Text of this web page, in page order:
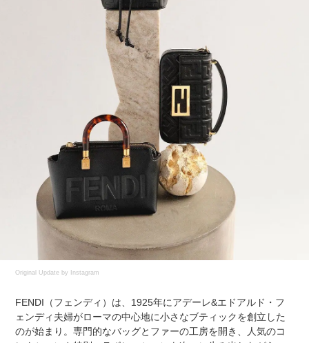
Original Update by Instagram
FENDI（フェンディ）は、1925年にアデーレ&エドアルド・フ
ェンディ夫婦がローマの中心地に小さなブティックを創立した
のが始まり。専門的なバッグとファーの工房を開き、人気のコ